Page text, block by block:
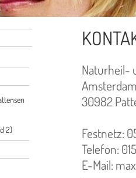
2)
Naturheil-
30982
Festnetz:
Telefon:
E-Mail: